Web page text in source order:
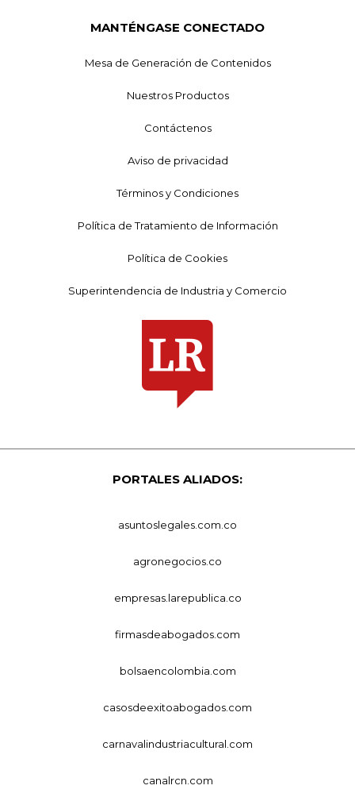
MANTÉNGASE CONECTADO
Mesa de Generación de Contenidos
Nuestros Productos
Contáctenos
Aviso de privacidad
Términos y Condiciones
Política de Tratamiento de Información
Política de Cookies
Superintendencia de Industria y Comercio
PORTALES ALIADOS:
asuntoslegales.com.co
agronegocios.co
empresas.larepublica.co
firmasdeabogados.com
bolsaencolombia.com
casosdeexitoabogados.com
carnavalindustriacultural.com
canalrcn.com